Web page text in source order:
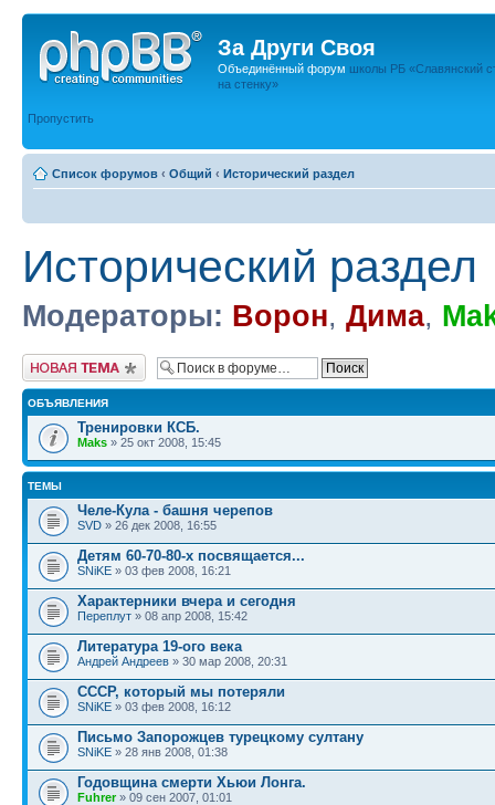
За Други Своя
Объединённый форум школы РБ «Славянский
на стенку»
Пропустить
Список форумов ‹ Общий ‹ Исторический раздел
Исторический раздел
Модераторы: Ворон, Дима,
Новая тема
ОБЪЯВЛЕНИЯ
Тренировки КСБ.
Maks » 25 окт 2008, 15:45
ТЕМЫ
Челе-Кула - башня черепов
SVD » 26 дек 2008, 16:55
Детям 60-70-80-х посвящается...
SNiKE » 03 фев 2008, 16:21
Характерники вчера и сегодня
Переплут » 08 апр 2008, 15:42
Литература 19-ого века
Андрей Андреев » 30 мар 2008, 20:31
СССР, который мы потеряли
SNiKE » 03 фев 2008, 16:12
Письмо Запорожцев турецкому султану
SNiKE » 28 янв 2008, 01:38
Годовщина смерти Хьюи Лонга.
Fuhrer» 09 сен 2007, 01:01